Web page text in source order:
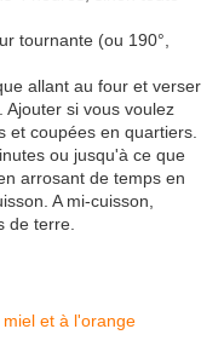
tournante (ou 190°,
allant au four et verser
Ajouter si vous voulez
et coupées en quartiers.
ou jusqu'à ce que
arrosant de temps en
A mi-cuisson,
de terre.